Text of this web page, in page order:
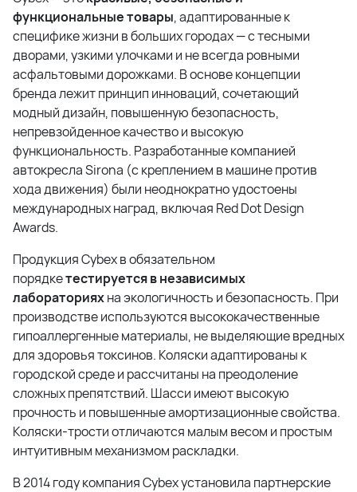
функциональные товары, адаптированные к
специфике жизни в больших городах — с тесными
дворами, узкими улочками и не всегда ровными
асфальтовыми дорожками. В основе концепции
бренда лежит принцип инноваций, сочетающий
модный дизайн, повышенную безопасность,
непревзойденное качество и высокую
функциональность. Разработанные компанией
автокресла Sirona (с креплением в машине против
хода движения) были неоднократно удостоены
международных наград, включая Red Dot Design
Awards.
Продукция Cybex в обязательном
порядкетестируется в независимых
лабораторияхна экологичность и безопасность. При
производстве используются высококачественные
гипоаллергенные материалы, не выделяющие вредных
для здоровья токсинов. Коляски адаптированы к
городской среде и рассчитаны на преодоление
сложных препятствий. Шасси имеют высокую
прочность и повышенные амортизационные свойства.
Коляски-трости отличаются малым весом и простым
интуитивным механизмом раскладки.
В 2014 году компания Cybex установила партнерские